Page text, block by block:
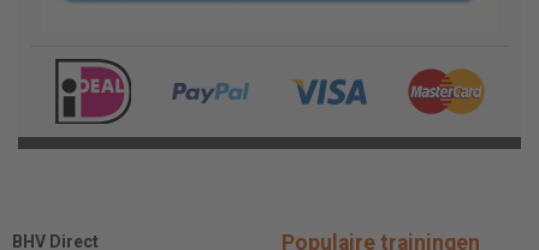
BHV Direct
Populaire trainingen